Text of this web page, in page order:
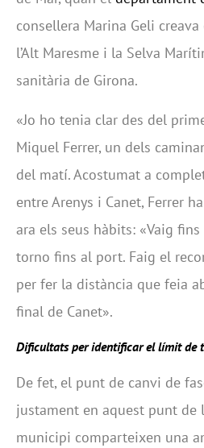
consellera Marina Geli
l’Alt Maresme i la Selva
sanitària de Girona.
«Jo ho tenia clar des del
Miquel Ferrer, un dels
del matí. Acostumat a
entre Arenys i Canet, Ferrer
ara els seus hàbits: «Vaig
torno fins al port. Faig el
per fer la distància que feia
final de Canet».
Dificultats per identificar el límit de
De fet, el punt de canvi de
justament en aquest punt de
municipi comparteixen una